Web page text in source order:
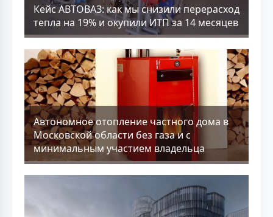
Кейс АВТОВАЗ: как мы снизили перерасход
тепла на 19% и окупили ИТП за 14 месяцев
Aвтономное отопление частного дома в
Московской области без газа и с
минимальным участием владельца